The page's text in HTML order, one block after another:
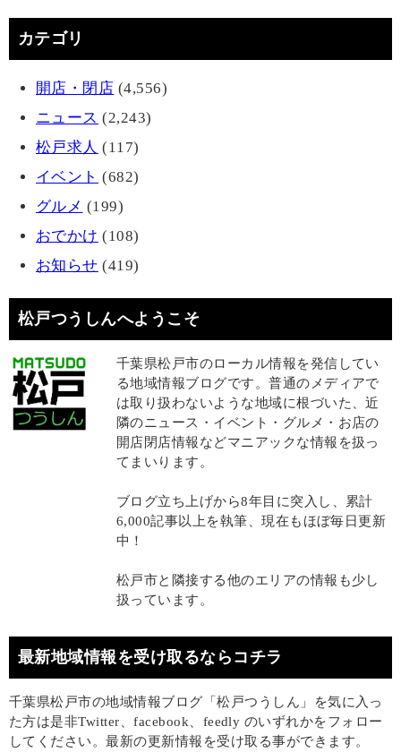
カテゴリ
開店・閉店 (4,556)
ニュース (2,243)
松戸求人 (117)
イベント (682)
グルメ (199)
おでかけ (108)
お知らせ (419)
松戸つうしんへようこそ
千葉県松戸市のローカル情報を発信してい
る地域情報ブログです。普通のメディアで
は取り扱わないような地域に根づいた、近
隣のニュース・イベント・グルメ・お店の
開店閉店情報などマニアックな情報を扱っ
てまいります。
ブログ立ち上げから8年目に突入し、累計
6,000記事以上を執筆、現在もほぼ毎日更新
中！
松戸市と隣接する他のエリアの情報も少し
扱っています。
最新地域情報を受け取るならコチラ
千葉県松戸市の地域情報ブログ「松戸つうしん」を気に入っ
た方は是非Twitter、facebook、feedly のいずれかをフォロー
してください。最新の更新情報を受け取る事ができます。